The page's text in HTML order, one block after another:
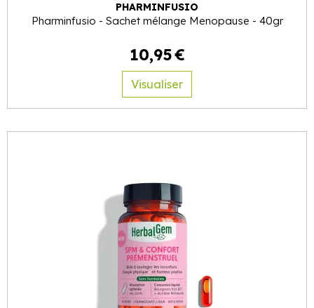
PHARMINFUSIO
Pharminfusio - Sachet mélange Menopause - 40gr
10,95€
Visualiser